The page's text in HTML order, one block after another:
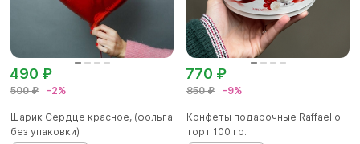
500 ₽ -2%
490 ₽
Шарик Сердце красное, (фольга
без упаковки)
850 ₽ -9%
770 ₽
Конфеты подарочные Raffaello
торт 100 гр.